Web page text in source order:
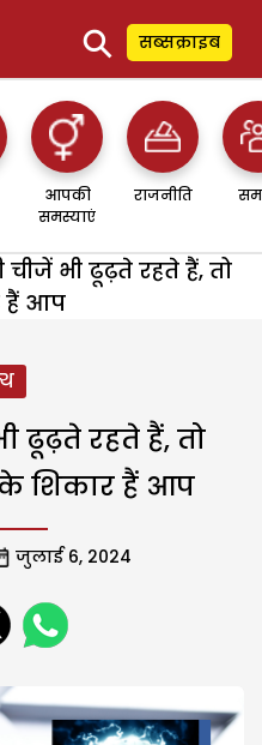
⚲ सब्सक्राइब
आपकी
समस्याएं
राजनीति
भी ढूढ़ते रहते हैं, तो
हैं आप
ढूढ़ते रहते हैं, तो
के शिकार हैं आप
जुलाई 6, 2024